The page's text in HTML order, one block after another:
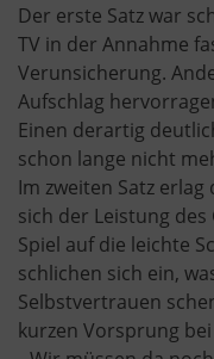
Der erste Satz war
TV in der Annahme
Verunsicherung.
Aufschlag
Einen derartig
schon lange nicht
Im zweiten Satz
sich der Leistung
Spiel auf die leichte
schlichen sich ein,
Selbstvertrauen
kurzen Vorsprung